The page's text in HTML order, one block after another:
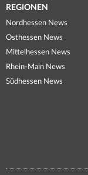
REGIONEN
Nordhessen News
Osthessen News
Mittelhessen News
Rhein-Main News
Südhessen News